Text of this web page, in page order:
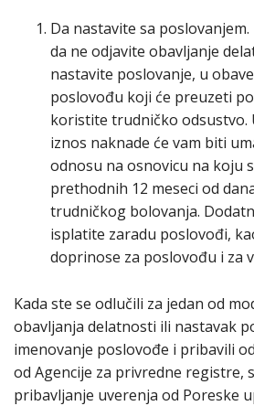
Da nastavite sa
da ne odjavite obavljanje
nastavite poslovanje, u
poslovođu koji će preuzeti
koristite trudničko odsustvo.
iznos naknade će vam biti
odnosu na osnovicu na koju
prethodnih 12 meseci od
trudničkog bolovanja.
isplatite zaradu poslovođi,
doprinose za poslovođu i za
Kada ste se odlučili za jedan od
obavljanja delatnosti ili nastavak
imenovanje poslovođe i pribavili
od Agencije za privredne registre,
pribavljanje uverenja od Poreske